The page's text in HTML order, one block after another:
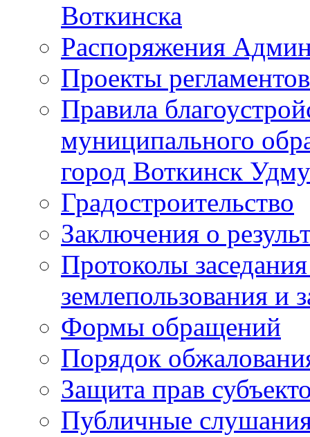
Воткинска
Распоряжения
Проекты
Правила
муниципального
город Воткинск
Градостроительство
Заключения о
Протоколы
землепользования и
Формы обращений
Порядок
Защита прав
Публичные